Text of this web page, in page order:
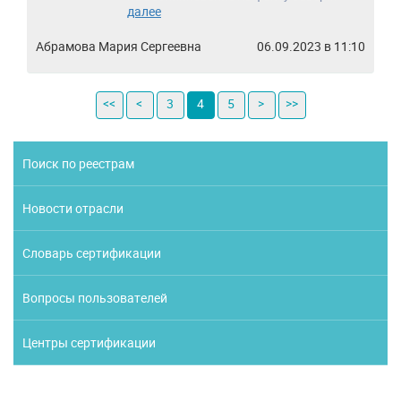
далее
Абрамова Мария Сергеевна 06.09.2023 в 11:10
<< < 3 4 5 > >>
Поиск по реестрам
Новости отрасли
Словарь сертификации
Вопросы пользователей
Центры сертификации